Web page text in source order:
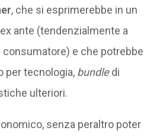
, che si esprimerebbe in un
ante (tendenzialmente a
e che potrebbe
per tecnologia, bundledi
ulteriori.
senza peraltro poter